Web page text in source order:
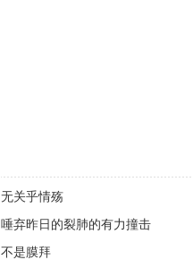
无关乎情殇
唾弃昨日的裂肺的有力撞击
不是膜拜